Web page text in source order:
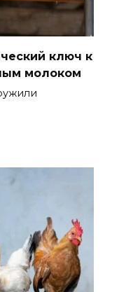
ключ к
молоком